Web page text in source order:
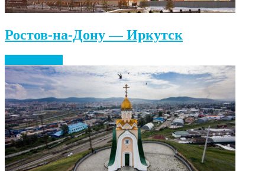
Ростов-на-Дону — Иркутск